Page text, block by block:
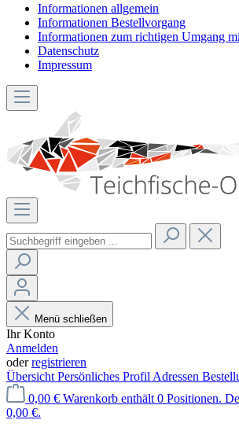
Informationen allgemein
Informationen Bestellvorgang
Informationen zum richtigen Umgang
Datenschutz
Impressum
Menü schließen
Ihr Konto
Anmelden
oderregistrieren
Übersicht Persönliches Profil Adressen
0,00 € Warenkorb enthält 0 Positionen.
0,00 €.